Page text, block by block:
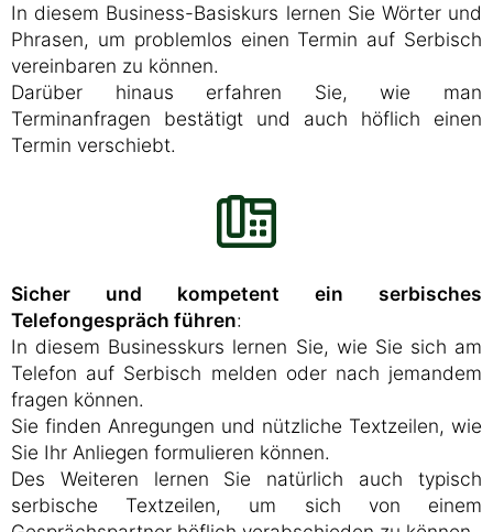
In diesem Business-Basiskurs lernen Sie Wörter und
Phrasen, um problemlos einen Termin auf Serbisch
vereinbaren zu können.
Darüber hinaus erfahren Sie, wie man
Terminanfragen bestätigt und auch höflich einen
Termin verschiebt.
Sicher und kompetent ein serbisches
Telefongespräch führen:
In diesem Businesskurs lernen Sie, wie Sie sich am
Telefon auf Serbisch melden oder nach jemandem
fragen können.
Sie finden Anregungen und nützliche Textzeilen, wie
Sie Ihr Anliegen formulieren können.
Des Weiteren lernen Sie natürlich auch typisch
serbische Textzeilen, um sich von einem